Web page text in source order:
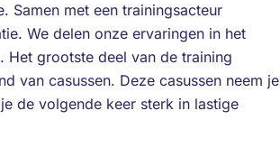
Samen met een trainingsacteur
We delen onze ervaringen in het
Het grootste deel van de training
van casussen. Deze casussen neem je
de volgende keer sterk in lastige